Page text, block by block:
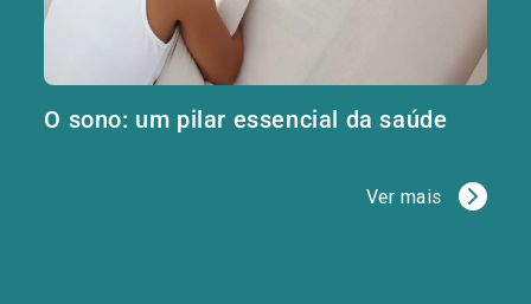
O sono: um pilar essencial da saúde
Ver mais